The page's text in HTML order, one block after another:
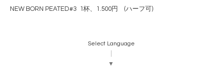
NEW BORN PEATED#3
1杯、1.500円 (ハーフ可)
Select Language
▼